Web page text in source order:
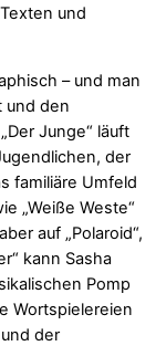
und
– und man
und den
Junge“ läuft
der
familiäre Umfeld
„Weiße Weste“
auf „Polaroid“,
kann Sasha
Pomp
Wortspielereien
der